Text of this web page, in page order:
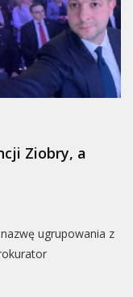
Ziobry, a
ugrupowania z